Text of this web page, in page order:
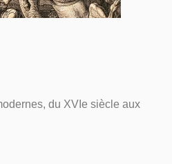
du XVIe siècle aux